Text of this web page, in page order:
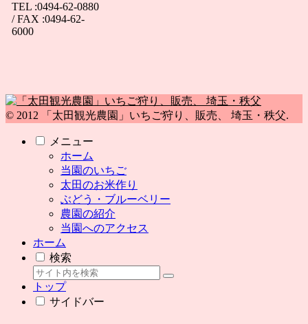
TEL :0494-62-0880
/ FAX :0494-62-
6000
© 2012 「太田観光農園」いちご狩り、販売、 埼玉・秩父.
メニュー
ホーム
当園のいちご
太田のお米作り
ぶどう・ブルーベリー
農園の紹介
当園へのアクセス
ホーム
検索
トップ
サイドバー